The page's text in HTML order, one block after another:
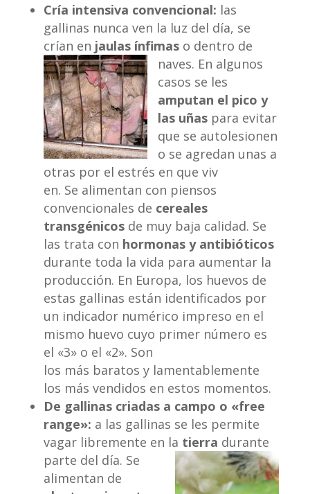
Cría intensiva convencional: las
gallinas nunca ven la luz del día, se
crían en jaulas ínfimaso dentro de
naves. En algunos
casos se les
amputan el pico y
las uñaspara evitar
que se autolesionen
o se agredan unas a
otras por el estrés en que viv
en. Se alimentan con piensos
convencionales de cereales
transgénicosde muy baja calidad. Se
las trata con hormonas y antibióticos
durante toda la vida para aumentar la
producción. En Europa, los huevos de
estas gallinas están identificados por
un indicador numérico impreso en el
mismo huevo cuyo primer número es
el «3» o el «2». Son
los más baratos y lamentablemente
los más vendidos en estos momentos.
De gallinas criadas a campo o «free
range»: a las gallinas se les permite
vagar libremente en la tierra durante
parte del día. Se
alimentan de